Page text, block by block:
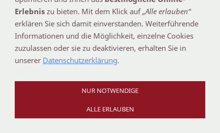
Erlebnis zu bieten. Mit dem Klick auf„Alle erlauben“
erklären Sie sich damit einverstanden. Weiterführende
Informationen und die Möglichkeit, einzelne Cookies
zuzulassen oder sie zu deaktivieren, erhalten Sie in
unserer Datenschutzerklärung.
NUR NOTWENDIGE
ALLE ERLAUBEN